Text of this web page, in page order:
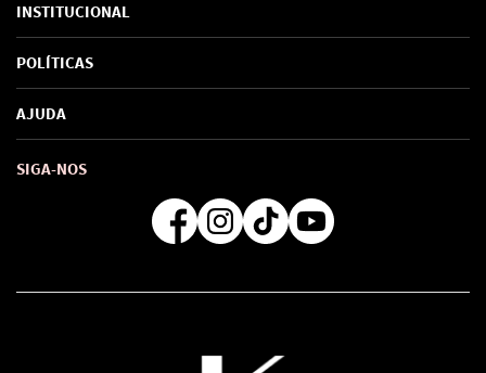
INSTITUCIONAL
Sobre Nós
Marcas
SAC de marcas
POLÍTICAS
Política de Privacidade
Troca e Devoluções
Formas de Pagamento
Regra de Frete Grátis
AJUDA
SIGA-NOS